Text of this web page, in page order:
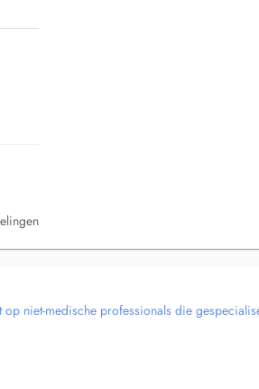
niet-medische professionals die